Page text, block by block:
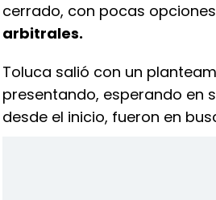
cerrado, con pocas
arbitrales.
Toluca salió con un
presentando, esperando en
desde el inicio, fueron en